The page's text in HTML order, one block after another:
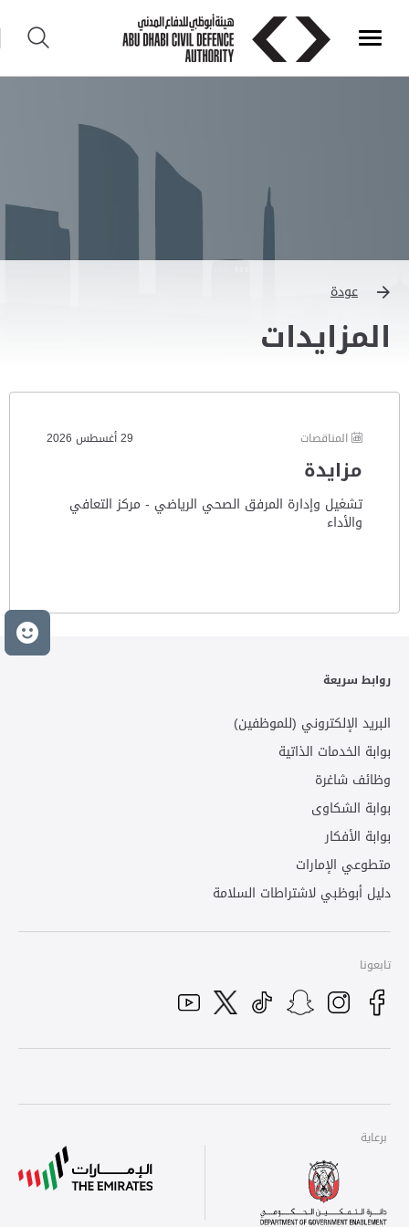
عودة
المزايدات
المناقصات 29 أغسطس 2026
مزايدة
تشغيل وإدارة المرفق الصحي الرياضي - مركز التعافي
والأداء
Wellness Facilities Requirements
روابط سريعة
البريد الإلكتروني (للموظفين)
بوابة الخدمات الذاتية
وظائف شاغرة
بوابة الشكاوى
بوابة الأفكار
متطوعي الإمارات
دليل أبوظبي لاشتراطات السلامة
تابعونا
Facebook
Instagram
Snapchat
Tiktok
Twitter
Youtube
برعاية
برعاية